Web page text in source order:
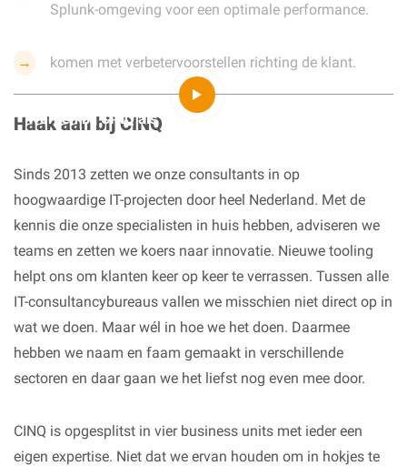
Splunk-omgeving voor een optimale performance.
komen met verbetervoorstellen richting de klant.
Werken bij CINQ als Data Engineer
Haak aan bij CINQ
Sinds 2013 zetten we onze consultants in op
hoogwaardige IT-projecten door heel Nederland. Met de
kennis die onze specialisten in huis hebben, adviseren we
teams en zetten we koers naar innovatie. Nieuwe tooling
helpt ons om klanten keer op keer te verrassen. Tussen alle
IT-consultancybureaus vallen we misschien niet direct op in
wat we doen. Maar wél in hoe we het doen. Daarmee
hebben we naam en faam gemaakt in verschillende
sectoren en daar gaan we het liefst nog even mee door.
CINQ is opgesplitst in vier business units met ieder een
eigen expertise. Niet dat we ervan houden om in hokjes te